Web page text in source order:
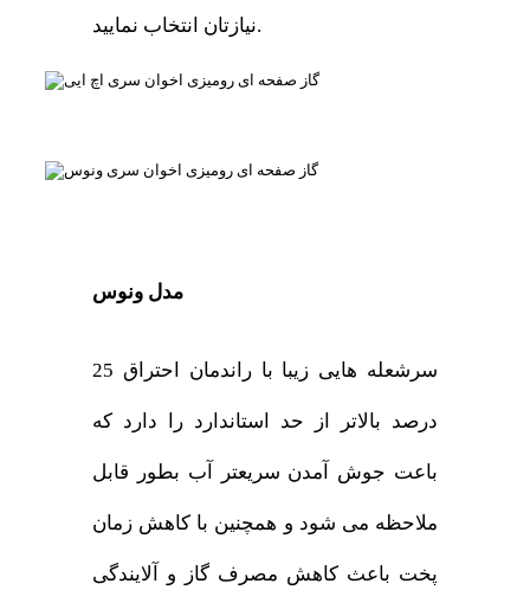
نیازتان انتخاب نمایید.
مدل ونوس
سرشعله هایی زیبا با راندمان احتراق 25
درصد بالاتر از حد استاندارد را دارد که
باعت جوش آمدن سریعتر آب بطور قابل
ملاحظه می شود و همچنین با کاهش زمان
پخت باعث کاهش مصرف گاز و آلایندگی